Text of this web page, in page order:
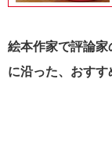
絵本作家で評論
に沿った、おすす